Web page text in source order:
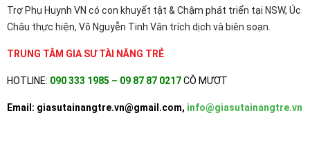
Trợ Phụ Huynh VN có con khuyết tật & Chậm phát triển tại NSW, Úc
Châu thực hiện, Võ Nguyễn Tinh Vân trích dịch và biên soạn.
TRUNG TÂM GIA SƯ TÀI NĂNG TRẺ
HOTLINE: 090 333 1985 – 09 87 87 0217CÔ MƯỢT
Email: giasutainangtre.vn@gmail.com, info@giasutainangtre.vn